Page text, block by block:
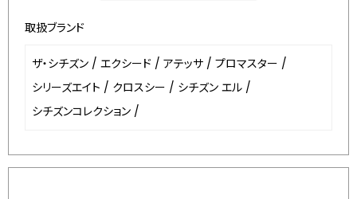
取扱ブランド
ザ・シチズン / エクシード / アテッサ / プロマスター /
シリーズエイト / クロスシー / シチズン エル /
シチズンコレクション /